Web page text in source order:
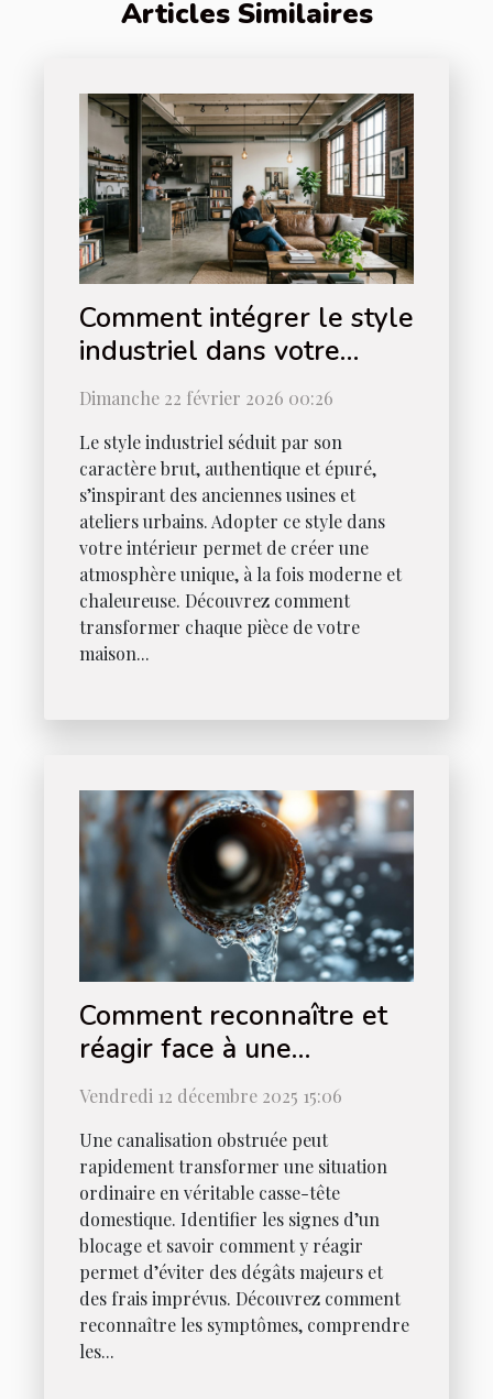
Articles Similaires
Comment intégrer le style
industriel dans votre
intérieur ?
Dimanche 22 février 2026 00:26
Le style industriel séduit par son
caractère brut, authentique et épuré,
s’inspirant des anciennes usines et
ateliers urbains. Adopter ce style dans
votre intérieur permet de créer une
atmosphère unique, à la fois moderne et
chaleureuse. Découvrez comment
transformer chaque pièce de votre
maison...
Comment reconnaître et
réagir face à une
canalisation obstruée ?
Vendredi 12 décembre 2025 15:06
Une canalisation obstruée peut
rapidement transformer une situation
ordinaire en véritable casse-tête
domestique. Identifier les signes d’un
blocage et savoir comment y réagir
permet d’éviter des dégâts majeurs et
des frais imprévus. Découvrez comment
reconnaître les symptômes, comprendre
les...